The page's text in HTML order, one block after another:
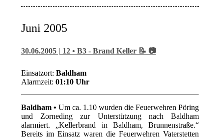
Juni 2005
30.06.2005 | 12 • B3 - Brand Keller 📝 📷
Einsatzort: Baldham
Alarmzeit: 01:10 Uhr
Baldham • Um ca. 1.10 wurden die Feuerwehren Pöring
und Zorneding zur Unterstützung nach Baldham
alarmiert. „Kellerbrand in Baldham, Brunnenstraße.“
Bereits im Einsatz waren die Feuerwehren Vaterstetten